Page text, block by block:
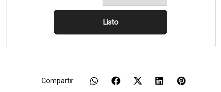
Olvidé mi clave
Listo
Compartir